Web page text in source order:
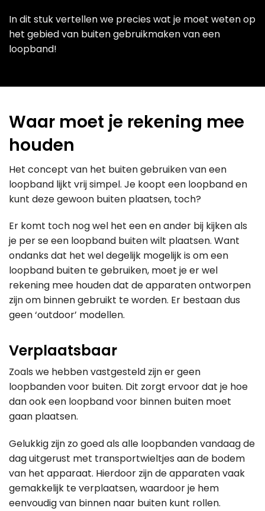
In dit stuk vertellen we precies wat je moet weten op
het gebied van buiten gebruikmaken van een
loopband!
Waar moet je rekening mee
houden
Het concept van het buiten gebruiken van een
loopband lijkt vrij simpel. Je koopt een loopband en
kunt deze gewoon buiten plaatsen, toch?
Er komt toch nog wel het een en ander bij kijken als
je per se een loopband buiten wilt plaatsen. Want
ondanks dat het wel degelijk mogelijk is om een
loopband buiten te gebruiken, moet je er wel
rekening mee houden dat de apparaten ontworpen
zijn om binnen gebruikt te worden. Er bestaan dus
geen ‘outdoor’ modellen.
Verplaatsbaar
Zoals we hebben vastgesteld zijn er geen
loopbanden voor buiten. Dit zorgt ervoor dat je hoe
dan ook een loopband voor binnen buiten moet
gaan plaatsen.
Gelukkig zijn zo goed als alle loopbanden vandaag de
dag uitgerust met transportwieltjes aan de bodem
van het apparaat. Hierdoor zijn de apparaten vaak
gemakkelijk te verplaatsen, waardoor je hem
eenvoudig van binnen naar buiten kunt rollen.